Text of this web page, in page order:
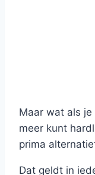
Maar wat als
meer kunt
prima
Dat geldt in